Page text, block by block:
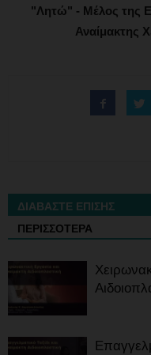
"Λητώ" - Μέλος της
Αναίμακτης
ΔΙΑΒΑΣΤΕ ΕΠΙΣΗΣ
ΠΕΡΙΣΣΟΤΕΡΑ